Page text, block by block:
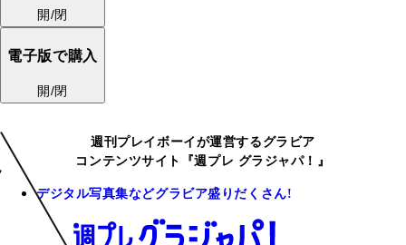
開/閉
電子版で購入
開/閉
週刊プレイボーイが運営するグラビア
コンテンツサイト『週プレ グラジャパ！』
デジタル写真集などグラビア盛りだくさん!